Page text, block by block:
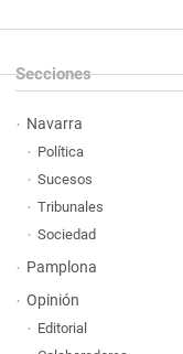
Secciones
Navarra
Política
Sucesos
Tribunales
Sociedad
Pamplona
Opinión
Editorial